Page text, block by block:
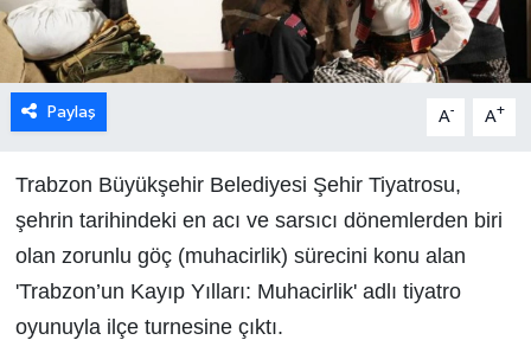
Paylaş A- A+
Trabzon Büyükşehir Belediyesi Şehir Tiyatrosu,
şehrin tarihindeki en acı ve sarsıcı dönemlerden biri
olan zorunlu göç (muhacirlik) sürecini konu alan
'Trabzon’un Kayıp Yılları: Muhacirlik' adlı tiyatro
oyunuyla ilçe turnesine çıktı.